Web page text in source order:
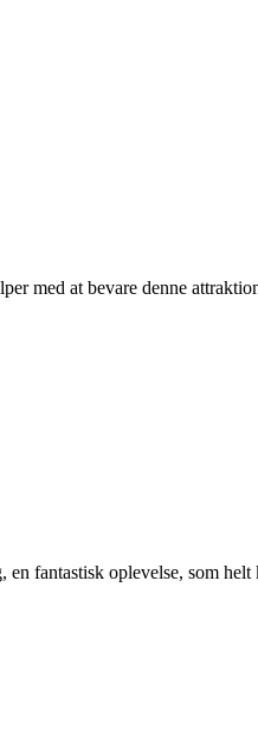
med at bevare denne
fantastisk oplevelse, som